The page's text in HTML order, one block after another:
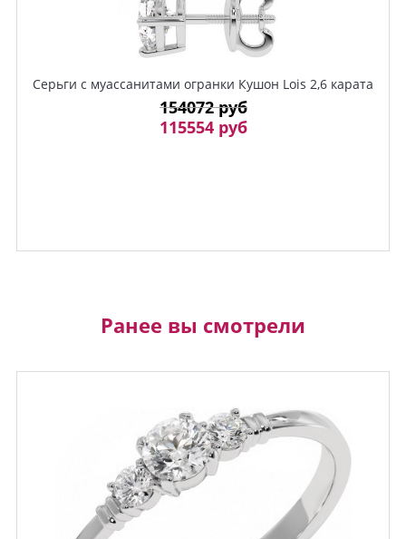
Серьги c муассанитами огранки Кушон Lois 2,6 карата
154072 руб
115554 руб
Ранее вы смотрели